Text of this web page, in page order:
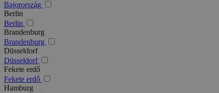
Bajorország
Berlin
Berlin
Brandenburg
Brandenburg
Düsseldorf
Düsseldorf
Fekete erdő
Fekete erdő
Hamburg